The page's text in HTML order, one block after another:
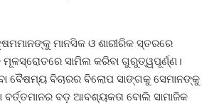
ମାନସିକ ଓ ଶାରୀରିକ ସ୍ତରରେ
ମୂଳସ୍ରୋତରେ ସାମିଲ କରିବା ଗୁରୁତ୍ୱପୂର୍ଣ୍ଣ।
ବୈଷମ୍ୟ ବିଚାରର ବିଲୋପ ସାଙ୍ଗକୁ ସେମାନଙ୍କୁ
ବର୍ତ୍ତମାନର ବଡ଼ ଆବଶ୍ୟକତା ବୋଲି ସାମାଜିକ